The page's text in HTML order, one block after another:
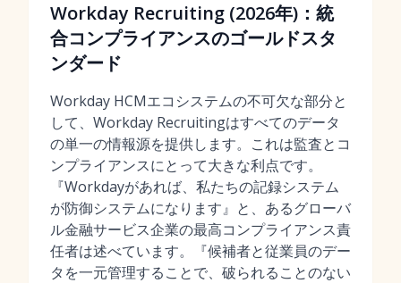
Workday Recruiting (2026年)：統
合コンプライアンスのゴールドスタ
ンダード
Workday HCMエコシステムの不可欠な部分と
して、Workday Recruitingはすべてのデータ
の単一の情報源を提供します。これは監査とコ
ンプライアンスにとって大きな利点です。
『Workdayがあれば、私たちの記録システム
が防御システムになります』と、あるグローバ
ル金融サービス企業の最高コンプライアンス責
任者は述べています。『候補者と従業員のデー
タを一元管理することで、破られることのない